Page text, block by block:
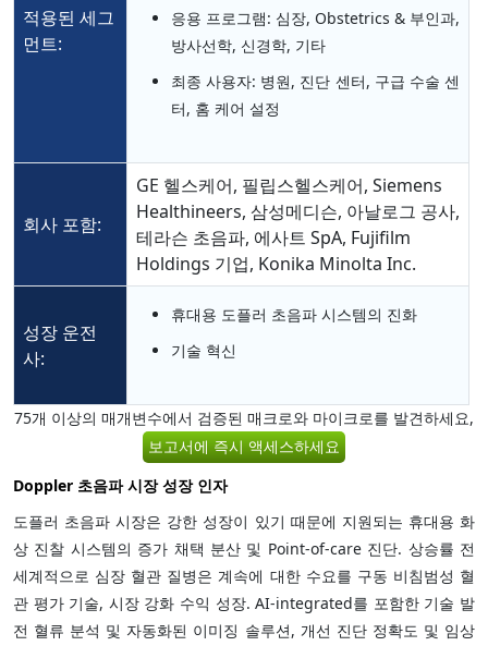
적용된 세그
먼트:
응용 프로그램: 심장, Obstetrics & 부인과,
방사선학, 신경학, 기타
최종 사용자: 병원, 진단 센터, 구급 수술 센
터, 홈 케어 설정
회사 포함:
GE 헬스케어, 필립스헬스케어, Siemens
Healthineers, 삼성메디슨, 아날로그 공사,
테라슨 초음파, 에사트 SpA, Fujifilm
Holdings 기업, Konika Minolta Inc.
성장 운전
사:
휴대용 도플러 초음파 시스템의 진화
기술 혁신
75개 이상의 매개변수에서 검증된 매크로와 마이크로를 발견하세요,
보고서에 즉시 액세스하세요
Doppler 초음파 시장 성장 인자
도플러 초음파 시장은 강한 성장이 있기 때문에 지원되는 휴대용 화
상 진찰 시스템의 증가 채택 분산 및 Point-of-care 진단. 상승률 전
세계적으로 심장 혈관 질병은 계속에 대한 수요를 구동 비침범성 혈
관 평가 기술, 시장 강화 수익 성장. AI-integrated를 포함한 기술 발
전 혈류 분석 및 자동화된 이미징 솔루션, 개선 진단 정확도 및 임상